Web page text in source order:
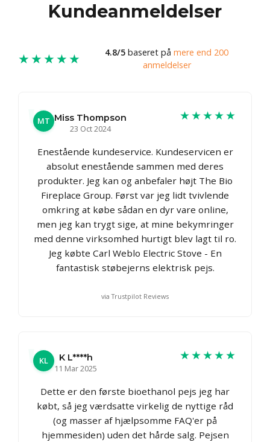
Kundeanmeldelser
★★★★★ 4.8/5 baseret på mere end 200
anmeldelser
MT Miss Thompson
23 Oct 2024
★★★★★
Enestående kundeservice. Kundeservicen er
absolut enestående sammen med deres
produkter. Jeg kan og anbefaler højt The Bio
Fireplace Group. Først var jeg lidt tvivlende
omkring at købe sådan en dyr vare online,
men jeg kan trygt sige, at mine bekymringer
med denne virksomhed hurtigt blev lagt til ro.
Jeg købte Carl Weblo Electric Stove - En
fantastisk støbejerns elektrisk pejs.
via Trustpilot Reviews
KL
K L****h
11 Mar 2025
★★★★★
Dette er den første bioethanol pejs jeg har
købt, så jeg værdsatte virkelig de nyttige råd
(og masser af hjælpsomme FAQ'er på
hjemmesiden) uden det hårde salg. Pejsen